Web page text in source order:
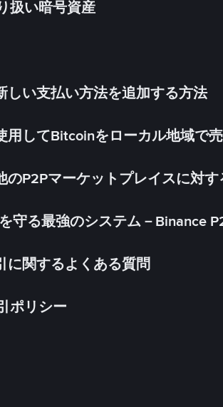
扱い暗号資産
しい支払い方法を追加する方法
用してBitcoinをローカル地域で
のP2Pマーケットプレイスに対
守る最強のシステム－Binance
に関するよくある質問
ポリシー